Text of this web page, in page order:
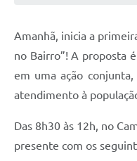
Serviços Online
Transparência
Amanhã, inicia a
no Bairro”! A proposta
em uma ação
atendimento à
Das 8h30 às 12h, no
presente com os